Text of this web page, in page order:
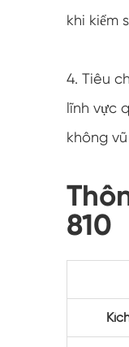
khi kiểm
4. Tiêu
lĩnh vực
không
810